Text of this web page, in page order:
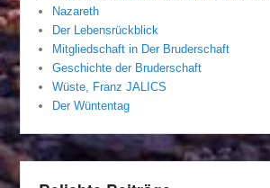
Nazareth
Der Lebensrückblick
Mitgliedschaft in Der Bruderschaft
Geschichte der Bruderschaft
Wüste, Franz JALICS
Der Wüntentag